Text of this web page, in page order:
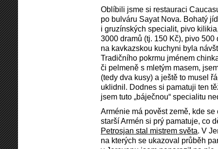
Oblíbili jsme si restauraci
po bulváru Sayat Nova. Bohatý
i gruzínských specialit, pivo
3000 dramů (tj. 150 Kč), pivo
na kavkazskou kuchyni byla
Tradičního pokrmu jménem
či pelmeně s mletým masem,
(tedy dva kusy) a ještě to musel
uklidnil. Dodnes si pamatuji ten
jsem tuto „báječnou“ specialitu
Arménie má pověst země, kde
starší Armén si prý pamatuje, co
Petrosjan stal mistrem světa. V
na kterých se ukazoval průběh